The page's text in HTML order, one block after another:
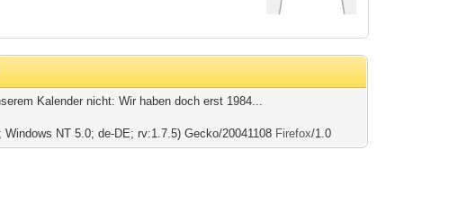
Kalender nicht: Wir haben doch erst 1984...
Windows NT 5.0; de-DE; rv:1.7.5) Gecko/20041108 Firefox/1.0